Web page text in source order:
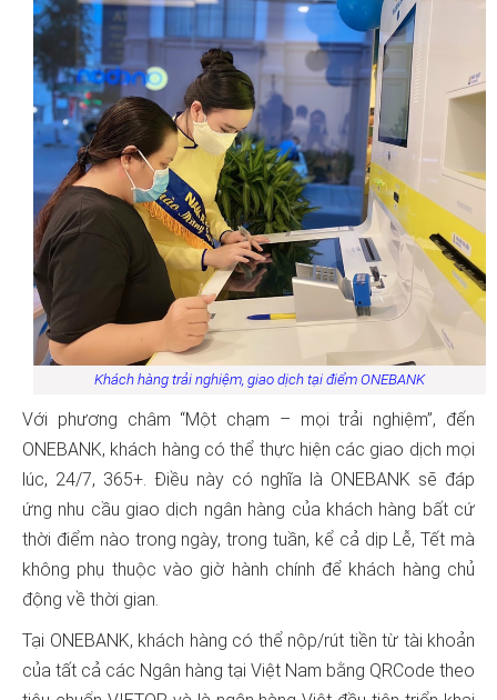
Khách hàng trải nghiệm, giao dịch tại điểm ONEBANK
Với phương châm “Một chạm – mọi trải nghiệm”, đến
ONEBANK, khách hàng có thể thực hiện các giao dịch mọi
lúc, 24/7, 365+. Điều này có nghĩa là ONEBANK sẽ đáp
ứng nhu cầu giao dịch ngân hàng của khách hàng bất cứ
thời điểm nào trong ngày, trong tuần, kể cả dịp Lễ, Tết mà
không phụ thuộc vào giờ hành chính để khách hàng chủ
động về thời gian.
Tại ONEBANK, khách hàng có thể nộp/rút tiền từ tài khoản
của tất cả các Ngân hàng tại Việt Nam bằng QRCode theo